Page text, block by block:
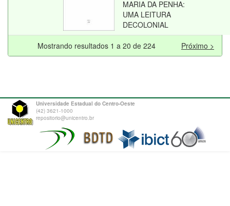
MARIA DA PENHA:
UMA LEITURA
DECOLONIAL
Mostrando resultados 1 a 20 de 224 Próximo >
Universidade Estadual do Centro-Oeste
(42) 3621-1000
repositorio@unicentro.br